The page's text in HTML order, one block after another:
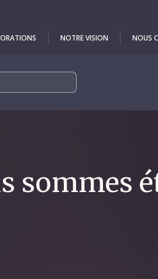
NOTRE VISION NOUS
sommes